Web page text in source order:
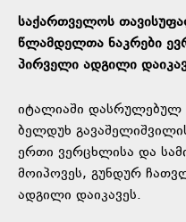
საქართველოს
წლამდელთა ნაკრები
პირველი ადგილი
იტალიაში დასრულებულ
ბელდუხ
ერთი ვერცხლისა და
მოიპოვეს, გუნდურ
ადგილი დაიკავეს.